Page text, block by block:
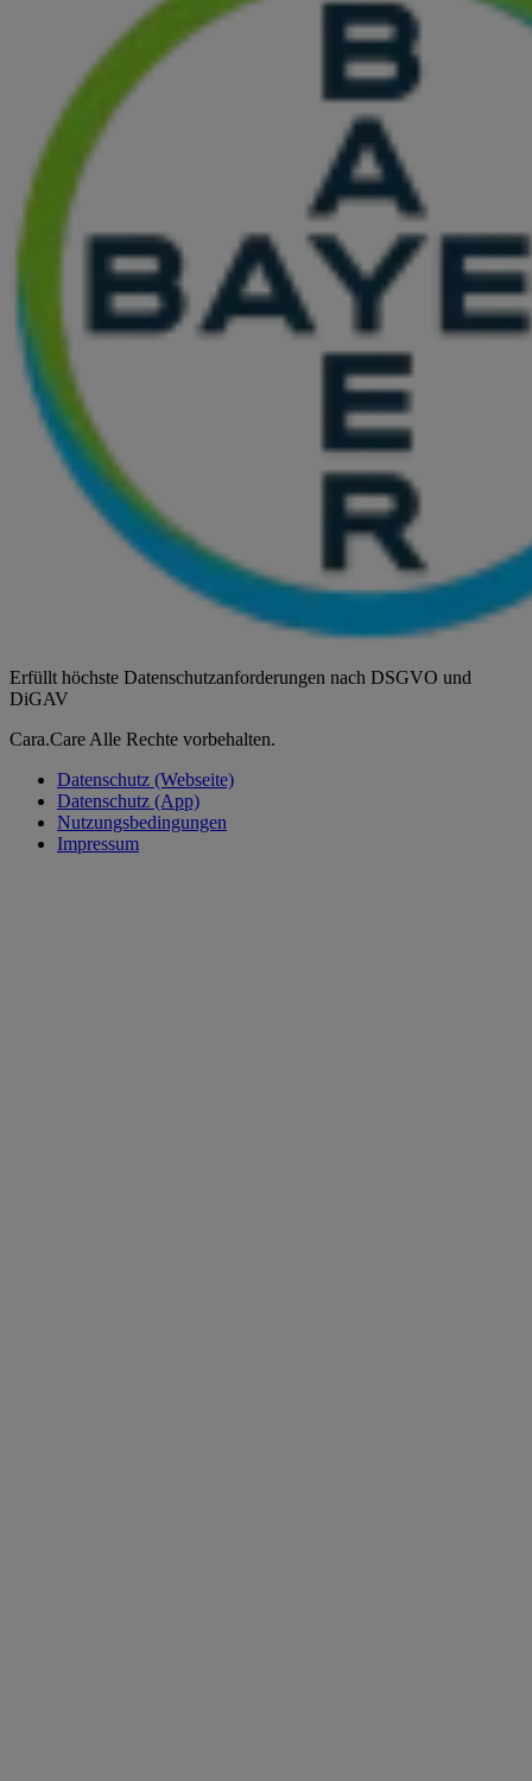
Erfüllt höchste Datenschutzanforderungen nach DSGVO und
DiGAV
Cara.Care Alle Rechte vorbehalten.
Datenschutz (Webseite)
Datenschutz (App)
Nutzungsbedingungen
Impressum